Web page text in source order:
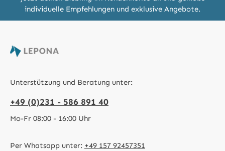
individuelle Empfehlungen und exklusive Angebote.
Unterstützung und Beratung unter:
+49 (0)231 - 586 891 40
Mo-Fr 08:00 - 16:00 Uhr
Per Whatsapp unter: +49 157 92457351